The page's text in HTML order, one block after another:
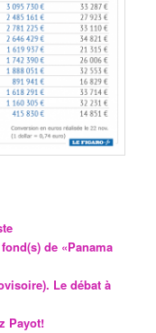
de «Panama
Le débat à
Payot!